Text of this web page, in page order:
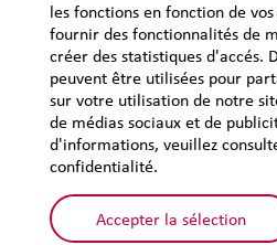
les fonctions en fonction de
fournir des fonctionnalités de
créer des statistiques d'accés.
peuvent être utilisées pour
sur votre utilisation de notre
de médias sociaux et de
d'informations, veuillez
confidentialité.
Accepter la sélection